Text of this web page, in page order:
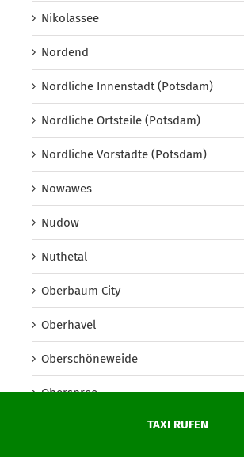
TAXI RUFEN
Nikolassee
Nordend
Nördliche Innenstadt (Potsdam)
Nördliche Ortsteile (Potsdam)
Nördliche Vorstädte (Potsdam)
Nowawes
Nudow
Nuthetal
Oberbaum City
Oberhavel
Oberschöneweide
Oberspree